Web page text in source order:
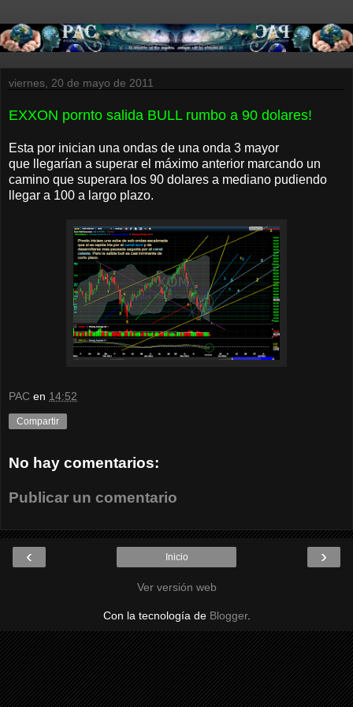
viernes, 20 de mayo de 2011
EXXON pornto salida BULL rumbo a 90 dolares!
Esta por inician una ondas de una onda 3 mayor
que llegarían a superar el máximo anterior marcando un
camino que superara los 90 dolares a mediano pudiendo
llegar a 100 a largo plazo.
PAC en 14:52
Compartir
No hay comentarios:
Publicar un comentario
‹ ›
Inicio
Ver versión web
Con la tecnología de Blogger.